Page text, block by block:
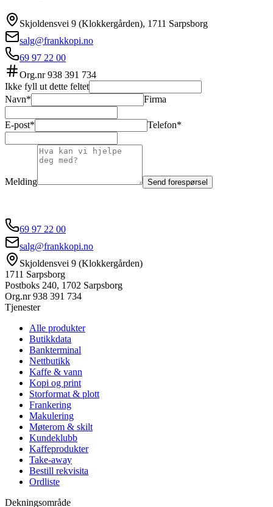
Skjoldensvei 9 (Klokkergården), 1711 Sarpsborg
salg@frankkopi.no
69 97 22 00
Org.nr938 391 734
Ikke fyll ut dette feltet
Navn*
Firma
E-post* Telefon*
Melding Send forespørsel
69 97 22 00
salg@frankkopi.no
Skjoldensvei 9 (Klokkergården)
1711 Sarpsborg
Postboks 240, 1702 Sarpsborg
Org.nr938 391 734
Tjenester
Alle produkter
Butikkdata
Bankterminal
Nettbutikk
Kaffe & vann
Kopi og print
Storformat & plott
Frankering
Makulering
Møterom & skilt
Kundeklubb
Kaffeprodukter
Take-away
Bestill rekvisita
Ordliste
Dekningsområde